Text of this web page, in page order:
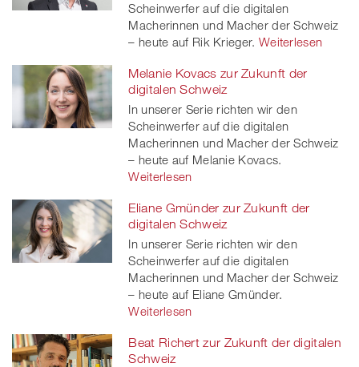
Scheinwerfer auf die digitalen
Macherinnen und Macher der Schweiz
– heute auf Rik Krieger. Weiterlesen
Melanie Kovacs zur Zukunft der
digitalen Schweiz
In unserer Serie richten wir den
Scheinwerfer auf die digitalen
Macherinnen und Macher der Schweiz
– heute auf Melanie Kovacs.
Weiterlesen
Eliane Gmünder zur Zukunft der
digitalen Schweiz
In unserer Serie richten wir den
Scheinwerfer auf die digitalen
Macherinnen und Macher der Schweiz
– heute auf Eliane Gmünder.
Weiterlesen
Beat Richert zur Zukunft der digitalen
Schweiz